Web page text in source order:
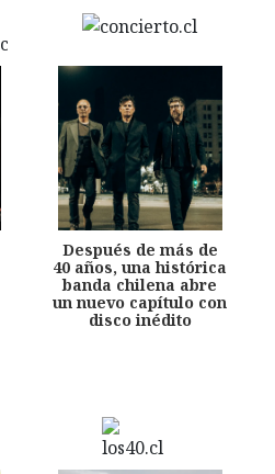
Después de más de
40 años, una histórica
banda chilena abre
un nuevo capítulo con
disco inédito